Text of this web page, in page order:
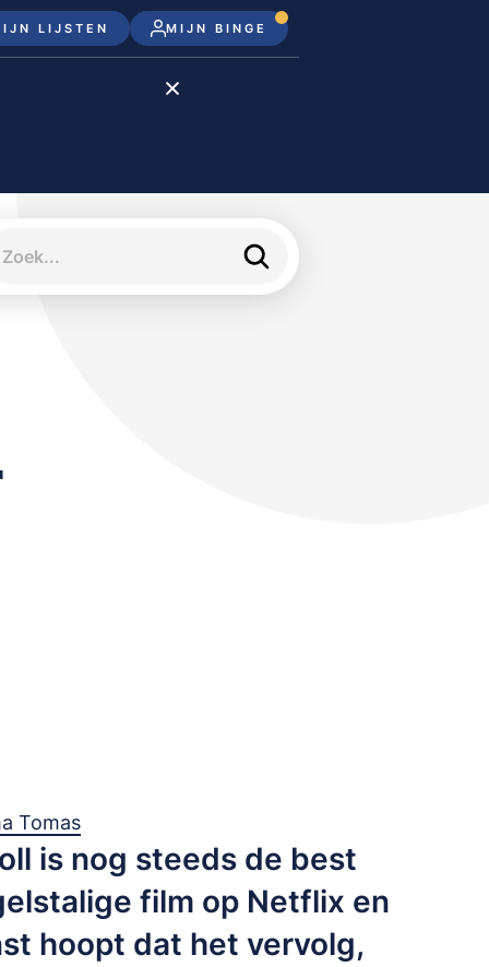
LIJSTEN MIJN BINGE
Disney+
Tomas
is nog steeds de best
film op Netflix en
hoopt dat het vervolg,